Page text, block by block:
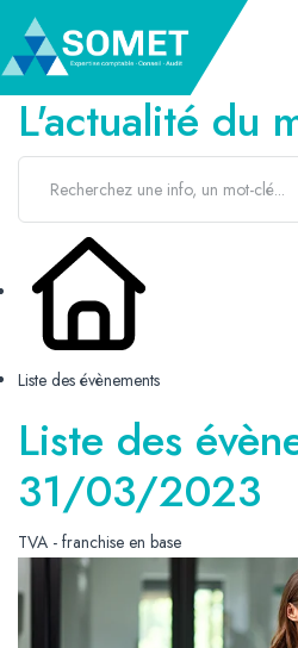
L'actualité du
Liste des évènements
Liste des
31/03/2023
TVA - franchise en base